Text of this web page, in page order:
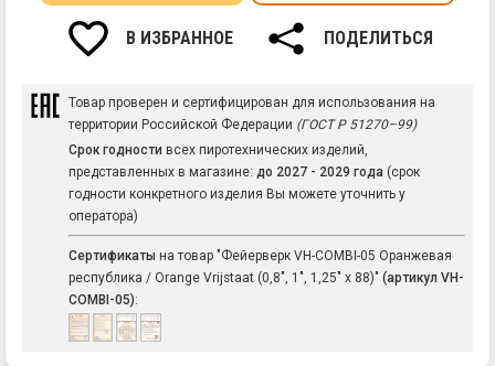
В ИЗБРАННОЕ ПОДЕЛИТЬСЯ
Товар проверен и сертифицирован для использования на
территории Российской Федерации (ГОСТ Р 51270–99)
Срок годности всех пиротехнических изделий,
представленных в магазине: до 2027 - 2029 года (срок
годности конкретного изделия Вы можете уточнить у
оператора)
Сертификаты на товар "Фейерверк VH-COMBI-05 Оранжевая
республика / Orange Vrijstaat (0,8", 1", 1,25" х 88)" (артикул VH-
COMBI-05):